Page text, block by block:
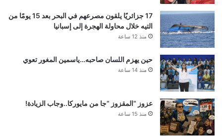
17 جزائريًا يلقون مصرعهم في البحر بعد 15 يومًا من
التيه خلال محاولة الهجرة إلى إسبانيا
منذ 12 ساعة
حين يهزم اللسان صاحبه…ياسمين المغور تعوي
منذ 14 ساعة
عزوز “المقزوز “جا من مايوركا..وجاب الزيادة!
منذ 15 ساعة